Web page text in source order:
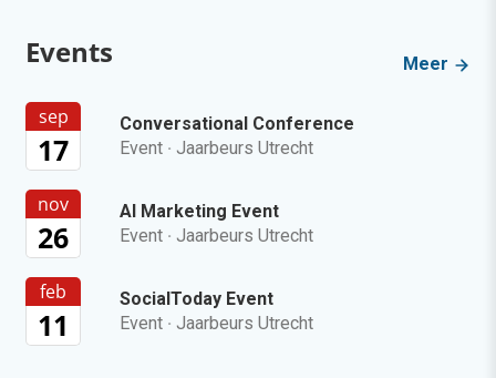
Events Meer
sep
17
Conversational Conference
Event · Jaarbeurs Utrecht
nov
26
AI Marketing Event
Event · Jaarbeurs Utrecht
feb
11
SocialToday Event
Event · Jaarbeurs Utrecht